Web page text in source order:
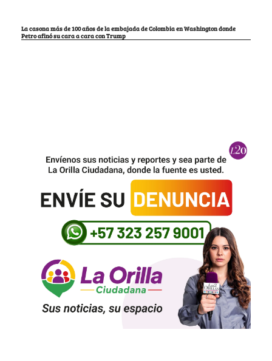
La casona más de 100 años de la embajada de Colombia en Washington donde
Petro afinó su cara a cara con Trump